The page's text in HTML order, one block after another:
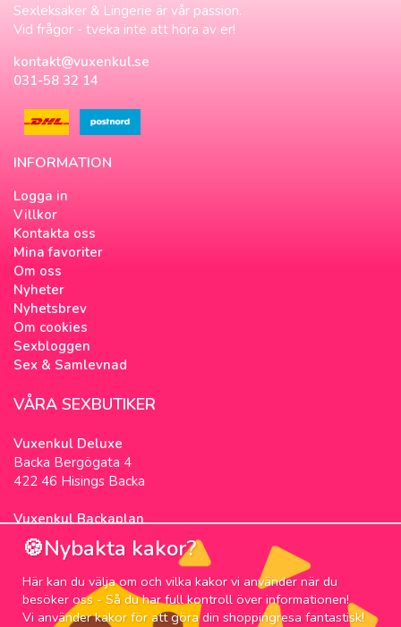
Sexleksaker & Lingerie är vår passion.
Vid frågor - tveka inte att höra av er!
kontakt@vuxenkul.se
031-58 32 14
INFORMATION
Logga in
Villkor
Kontakta oss
Mina favoriter
Om oss
Nyheter
Nyhetsbrev
Om cookies
Sexbloggen
Sex & Samlevnad
VÅRA SEXBUTIKER
Vuxenkul Deluxe
Backa Bergögata 4
422 46 Hisings Backa
Vuxenkul Backaplan
Färgfabriksgatan 3
417 05 Göteborg
NYHETSBREV
🍪Nybakta kakor?
Här kan du välja om och vilka kakor vi använder när du
besöker oss - Så du har full kontroll över informationen!
Vi använder kakor för att göra din shoppingresa fantastisk!